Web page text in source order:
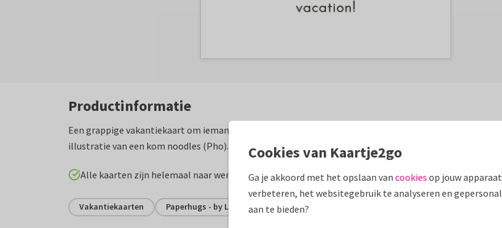
Productinformatie
Een grappige vakantiekaart om iemand veel plezier te wensen in Azië. Met
illustratie van een kom noodles (Pho).
Alle kaarten zijn helemaal naar wens aan te passen
Vakantiekaarten Paperhugs - by Lidy Fijne vakantie
Cookies van Kaartje2go
Ga je akkoord met het opslaan van cookies op jouw
verbeteren, het websitegebruik te analyseren en
aan te bieden?